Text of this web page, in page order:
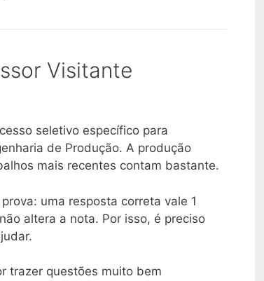
Visitante
seletivo específico para
de Produção. A produção
mais recentes contam bastante.
uma resposta correta vale 1
altera a nota. Por isso, é preciso
trazer questões muito bem